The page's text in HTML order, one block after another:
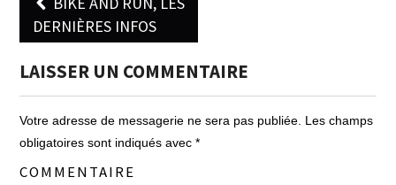
Post navigation
DERNIÈRES INFOS
LAISSER UN COMMENTAIRE
Votre adresse de messagerie ne sera pas publiée. Les champs
obligatoires sont indiqués avec*
COMMENTAIRE